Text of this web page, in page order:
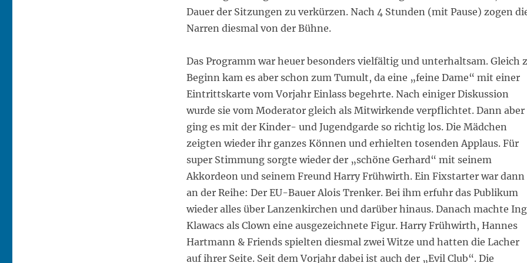
Dauer der Sitzungen zu verkürzen. Nach 4 Stunden (mit Pause) zogen
Narren diesmal von der Bühne.
Das Programm war heuer besonders vielfältig und unterhaltsam. Gleich
Beginn kam es aber schon zum Tumult, da eine „feine Dame“ mit einer
Eintrittskarte vom Vorjahr Einlass begehrte. Nach einiger Diskussion
wurde sie vom Moderator gleich als Mitwirkende verpflichtet. Dann aber
ging es mit der Kinder- und Jugendgarde so richtig los. Die Mädchen
zeigten wieder ihr ganzes Können und erhielten tosenden Applaus. Für
super Stimmung sorgte wieder der „schöne Gerhard“ mit seinem
Akkordeon und seinem Freund Harry Frühwirth. Ein Fixstarter war dann
an der Reihe: Der EU-Bauer Alois Trenker. Bei ihm erfuhr das Publikum
wieder alles über Lanzenkirchen und darüber hinaus. Danach machte
Klawacs als Clown eine ausgezeichnete Figur. Harry Frühwirth, Hannes
Hartmann & Friends spielten diesmal zwei Witze und hatten die Lacher
auf ihrer Seite. Seit dem Vorjahr dabei ist auch der „Evil Club“. Die